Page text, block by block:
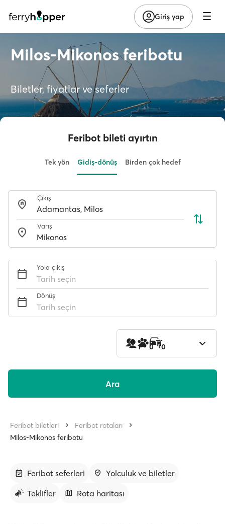
Giriş yap
Milos-Mikonos feribotu
Biletler, fiyatlar ve seferler
Feribot bileti ayırtın
Tek yön Gidiş-dönüş Birden çok hedef
Çıkış
Varış
Yola çıkış
Tarih seçin
Dönüş
Tarih seçin
1 0 0
Ara
Feribot biletleri
Feribot rotaları
Milos-Mikonos feribotu
Feribot seferleri
Yolculuk ve biletler
Teklifler
Rota haritası